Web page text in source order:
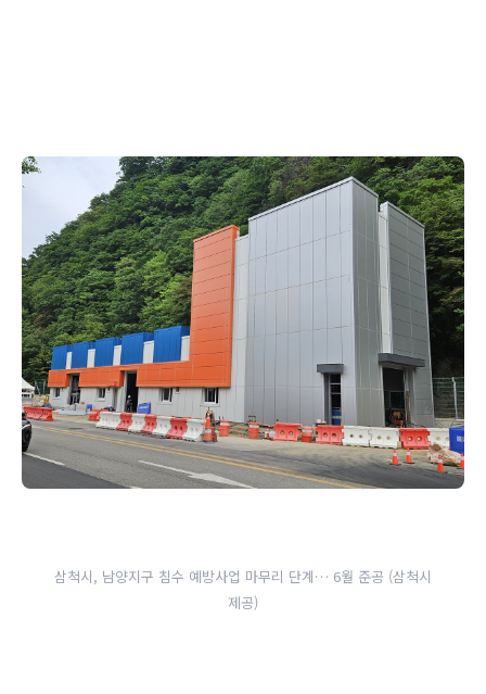
삼척시, 남양지구 침수 예방사업 마무리 단계… 6월 준공 (삼척시
제공)